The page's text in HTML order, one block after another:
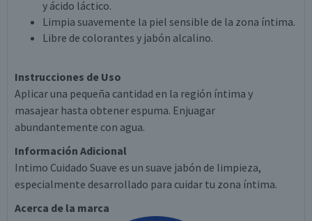
y ácido láctico.
Limpia suavemente la piel sensible de la zona íntima.
Libre de colorantes y jabón alcalino.
Instrucciones de Uso
Aplicar una pequeña cantidad en la región íntima y
masajear hasta obtener espuma. Enjuagar
abundantemente con agua.
Información Adicional
Intimo Cuidado Suave es un suave jabón de limpieza,
especialmente desarrollado para cuidar tu zona íntima.
Acerca de la marca